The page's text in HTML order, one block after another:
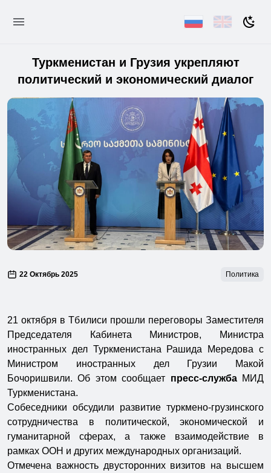
Туркменистан и Грузия укрепляют
политический и экономический диалог
22 Октябрь 2025 Политика
21 октября в Тбилиси прошли переговоры Заместителя
Председателя Кабинета Министров, Министра
иностранных дел Туркменистана Рашида Мередова с
Министром иностранных дел Грузии Макой
Бочоришвили. Об этом сообщает пресс-службаМИД
Туркменистана.
Собеседники обсудили развитие туркмено-грузинского
сотрудничества в политической, экономической и
гуманитарной сферах, а также взаимодействие в
рамках ООН и других международных организаций.
Отмечена важность двусторонних визитов на высшем